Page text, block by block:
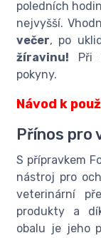
poledních
nejvyšší.
večer, po
žíravinu! Při
pokyny.
Návod k
Přínos pro
S přípravkem
nástroj pro
veterinární
produkty a
obalu je jeho